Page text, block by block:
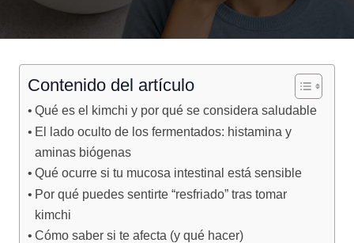
Contenido del artículo
Qué es el kimchi y por qué se considera saludable
El lado oculto de los fermentados: histamina y
aminas biógenas
Qué ocurre si tu mucosa intestinal está sensible
Por qué puedes sentirte “resfriado” tras tomar
kimchi
Cómo saber si te afecta (y qué hacer)